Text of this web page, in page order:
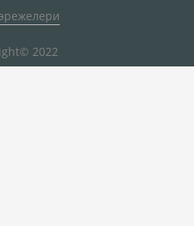
2022